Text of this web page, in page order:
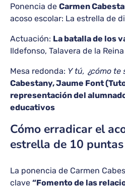
Ponencia de Carmen
acoso escolar: La estrella de
Actuación: La batalla de los
Ildefonso, Talavera de la Reina
Mesa redonda: Y tú, ¿cómo te
Cabestany, Jaume Font
representación del
educativos
Cómo erradicar el
estrella de 10 puntas
La ponencia de Carmen
clave “Fomento de las